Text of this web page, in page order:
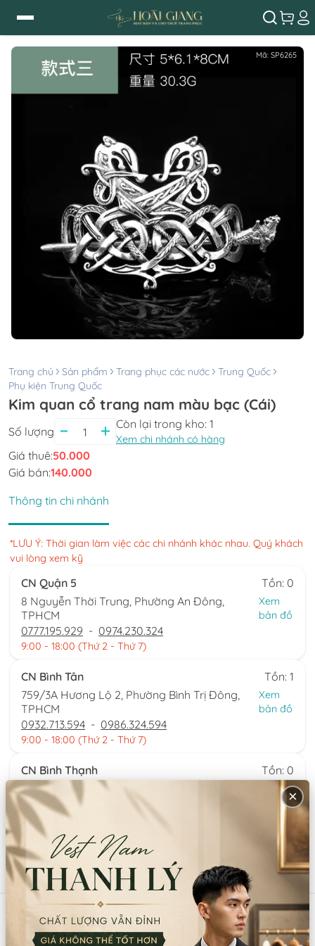
Mã: SP6265
Trang chủ Sản phẩm Trang phục các nước
Trung Quốc
Phụ kiện Trung Quốc
Kim quan cổ trang nam màu bạc (Cái)
Số lượng
Còn lại trong kho: 1
Xem chi nhánh có hàng
Giá thuê:50.000
Giá bán:140.000
Thông tin chi nhánh
*LƯU Ý: Thời gian làm việc các chi nhánh khác nhau. Quý khách
vui lòng xem kỹ
CN Quận 5
Tồn: 0
8 Nguyễn Thời Trung, Phường An Đông,
TPHCM
Xem
bản đồ
0777.195.929 - 0974.230.324
9:00 - 18:00 (Thứ 2 - Thứ 7)
CN Bình Tân
Tồn: 1
759/3A Hương Lộ 2, Phường Bình Trị Đông,
TPHCM
Xem
bản đồ
0932.713.594 - 0986.324.594
9:00 - 18:00 (Thứ 2 - Thứ 7)
CN Bình Thạnh
Tồn: 0
58/6 Tân Cảng, Phường Thạnh Mỹ Tây,
TPHCM
Xem
bản đồ
086.7474.247 086.8644.086
9:00 - 18:00 (Thứ 2 - Chủ nhật)
Sản phẩm tương tự
CÀI ĐẦU TRUNG QUỐC NAM
Mã:SP6492
MŨ CỔ TRANG TRUNG QUỐC
×